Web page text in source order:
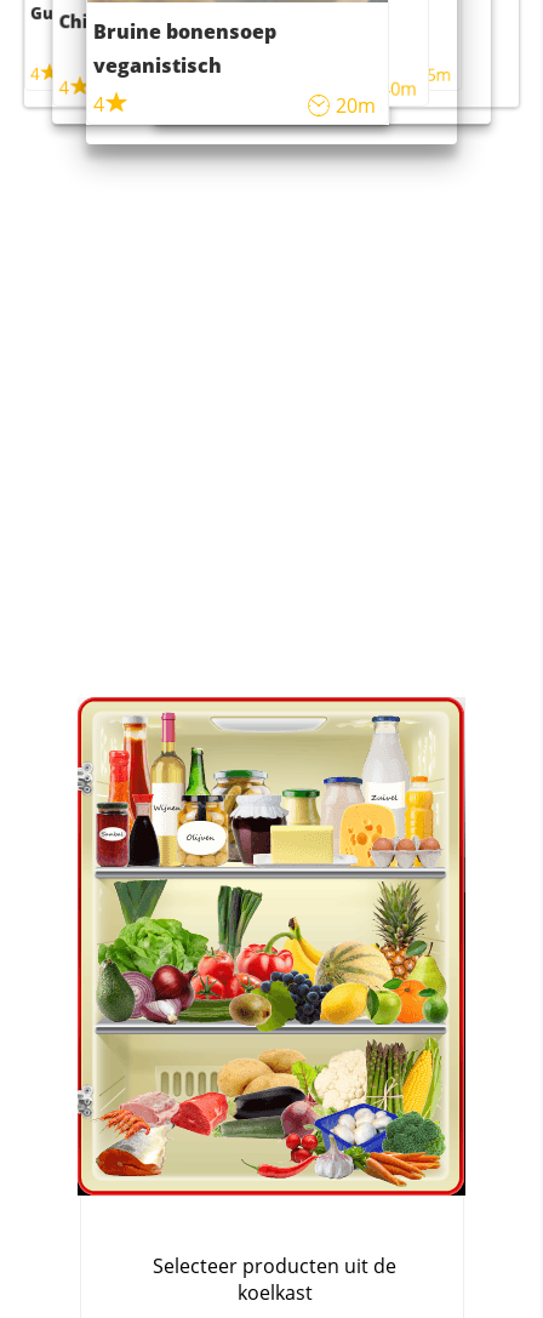
Guacamole
4
Chili con carne
4 45m
Bruine bonensoep
veganistisch
4
20m
Sushi rijstsalade
maaltijdsalade
40m
4 55m